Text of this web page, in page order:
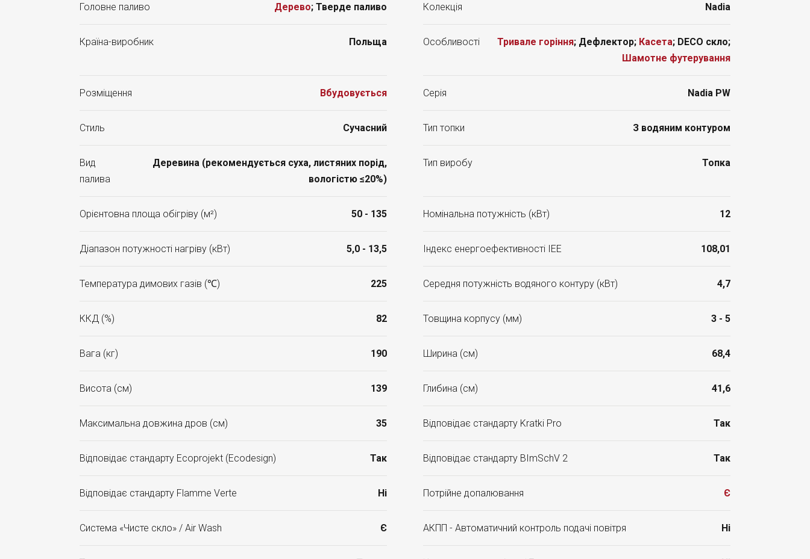
Головне паливо Дерево; Тверде паливо Колекція Nadia
Країна-виробник Польща Особливості Тривале горіння; Дефлектор; Касета; DECO скло;
Шамотне футерування
Розміщення Вбудовується Серія Nadia PW
Стиль Сучасний Тип топки З водяним контуром
Вид
палива
Деревина (рекомендується суха, листяних порід,
вологістю ≤20%)
Тип виробу Топка
Орієнтовна площа обігріву (м²) 50 - 135 Номінальна потужність (кВт) 12
Діапазон потужності нагріву (кВт) 5,0 - 13,5 Індекс енергоефективності ІЕЕ 108,01
Температура димових газів (℃) 225 Середня потужність водяного контуру (кВт) 4,7
ККД (%) 82 Товщина корпусу (мм) 3 - 5
Вага (кг) 190 Ширина (см) 68,4
Висота (см) 139 Глибина (см) 41,6
Максимальна довжина дров (см) 35 Відповідає стандарту Kratki Pro Так
Відповідає стандарту Ecoprojekt (Ecodesign) Так Відповідає стандарту BImSchV 2 Так
Відповідає стандарту Flamme Verte Ні Потрійне допалювання Є
Система «Чисте скло» / Air Wash Є АКПП - Автоматичний контроль подачі повітря Ні